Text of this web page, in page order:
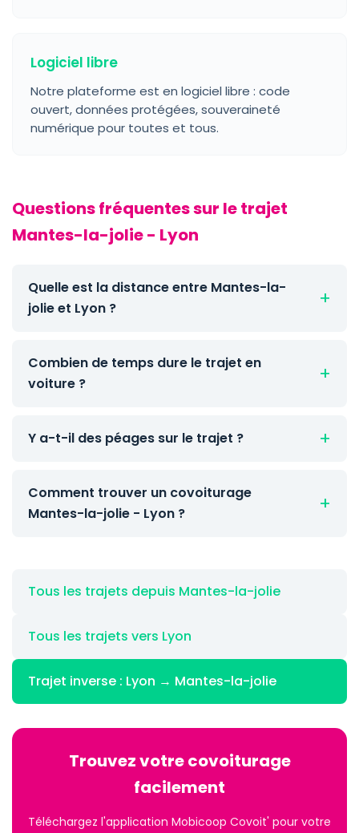
Logiciel libre
Notre plateforme est en logiciel libre : code
ouvert, données protégées, souveraineté
numérique pour toutes et tous.
Questions fréquentes sur le trajet
Mantes-la-jolie - Lyon
Quelle est la distance entre Mantes-la-
jolie et Lyon ?
Combien de temps dure le trajet en
voiture ?
Y a-t-il des péages sur le trajet ?
Comment trouver un covoiturage
Mantes-la-jolie - Lyon ?
Tous les trajets depuis Mantes-la-jolie
Tous les trajets vers Lyon
Trajet inverse : Lyon → Mantes-la-jolie
Trouvez votre covoiturage
facilement
Téléchargez l'application Mobicoop Covoit' pour votre